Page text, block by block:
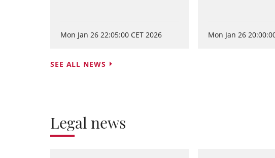
Mon Jan 26 22:05:00 CET 2026 Mon Jan 26
SEE ALL NEWS
Legal news